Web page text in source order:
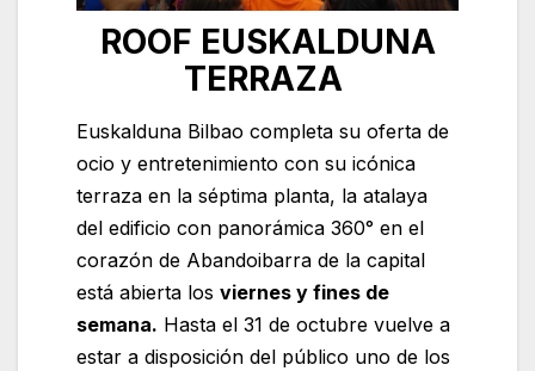
ROOF EUSKALDUNA
TERRAZA
Euskalduna Bilbao completa su oferta de
ocio y entretenimiento con su icónica
terraza en la séptima planta, la atalaya
del edificio con panorámica 360° en el
corazón de Abandoibarra de la capital
está abierta losviernes y fines de
semana. Hasta el 31 de octubre vuelve a
estar a disposición del público uno de los